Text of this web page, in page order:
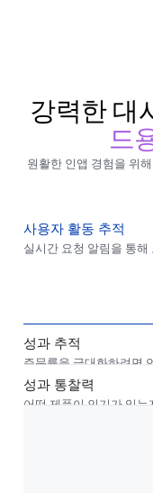
강력한 대
드
원활한 인앱 경험을 위
사용자 활동 추적
실시간 요청 알림을 통
성과 추적
주문률을 극대화하려면
트한 권장 사항을 받아보
성과 통찰력
어떤 제품이 인기가 있는